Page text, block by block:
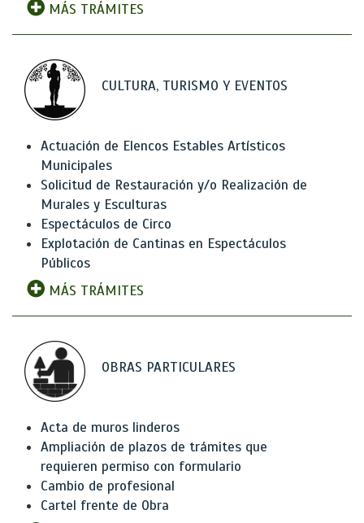
MÁS TRÁMITES
CULTURA, TURISMO Y EVENTOS
Actuación de Elencos Estables Artísticos
Municipales
Solicitud de Restauración y/o Realización de
Murales y Esculturas
Espectáculos de Circo
Explotación de Cantinas en Espectáculos
Públicos
MÁS TRÁMITES
OBRAS PARTICULARES
Acta de muros linderos
Ampliación de plazos de trámites que
requieren permiso con formulario
Cambio de profesional
Cartel frente de Obra